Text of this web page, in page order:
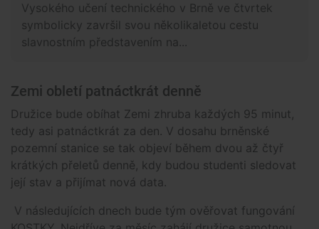
Vysokého učení technického v Brně ve čtvrtek
symbolicky završil svou několikaletou cestu
slavnostním představením na...
Zemi obletí patnáctkrát denně
Družice bude obíhat Zemi zhruba každých 95 minut,
tedy asi patnáctkrát za den. V dosahu brněnské
pozemní stanice se tak objeví během dvou až čtyř
krátkých přeletů denně, kdy budou studenti sledovat
její stav a přijímat nová data.
V následujících dnech bude tým ověřovat fungování